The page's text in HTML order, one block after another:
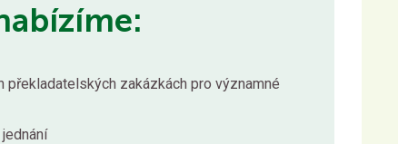
překladatelských zakázkách pro významné